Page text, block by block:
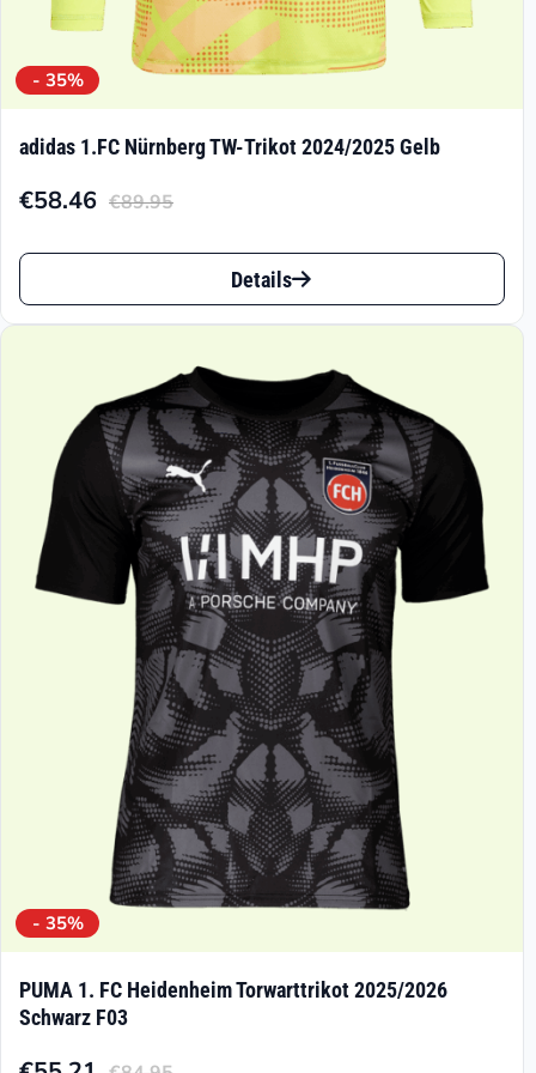
- 35%
adidas 1.FC Nürnberg TW-Trikot 2024/2025 Gelb
€89.95
Ursprünglicher
Preis
€89.95
€58.46
Aktueller
Preis
€58.46.
Dieses
Produkt
Varianten
auf.
Die
Optionen
können
Produktseite
Details
- 35%
PUMA 1. FC Heidenheim Torwarttrikot 2025/2026
Schwarz F03